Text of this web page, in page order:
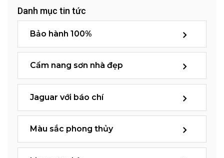
Danh mục tin tức
Bảo hành 100%
Cẩm nang sơn nhà đẹp
Jaguar với báo chí
Màu sắc phong thủy